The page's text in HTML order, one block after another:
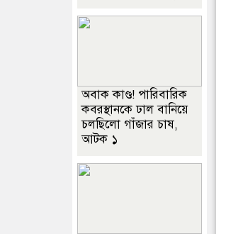
অবাক কাণ্ড! পারিবারিক
কবরস্থানকে ঢাল বানিয়ে
চলছিলো গাঁজার চাষ,
আটক ১